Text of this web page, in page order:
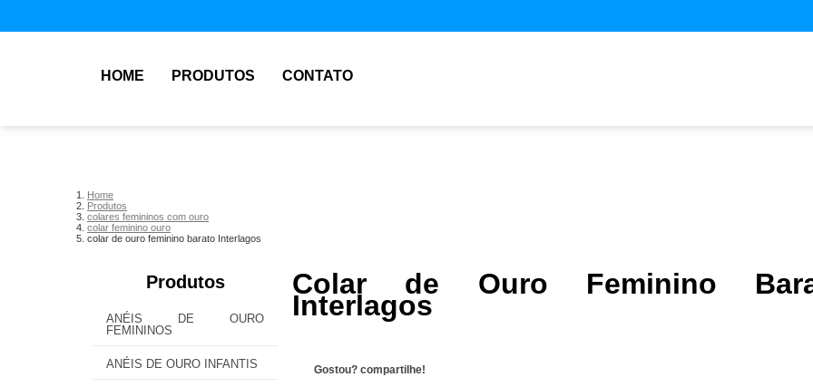
HOME PRODUTOS CONTATO
Home
Produtos
colares femininos com ouro
colar feminino ouro
colar de ouro feminino barato Interlagos
Produtos
ANÉIS DE OURO
FEMININOS
ANÉIS DE OURO INFANTIS
Colar de Ouro Feminino
Interlagos
Gostou? compartilhe!